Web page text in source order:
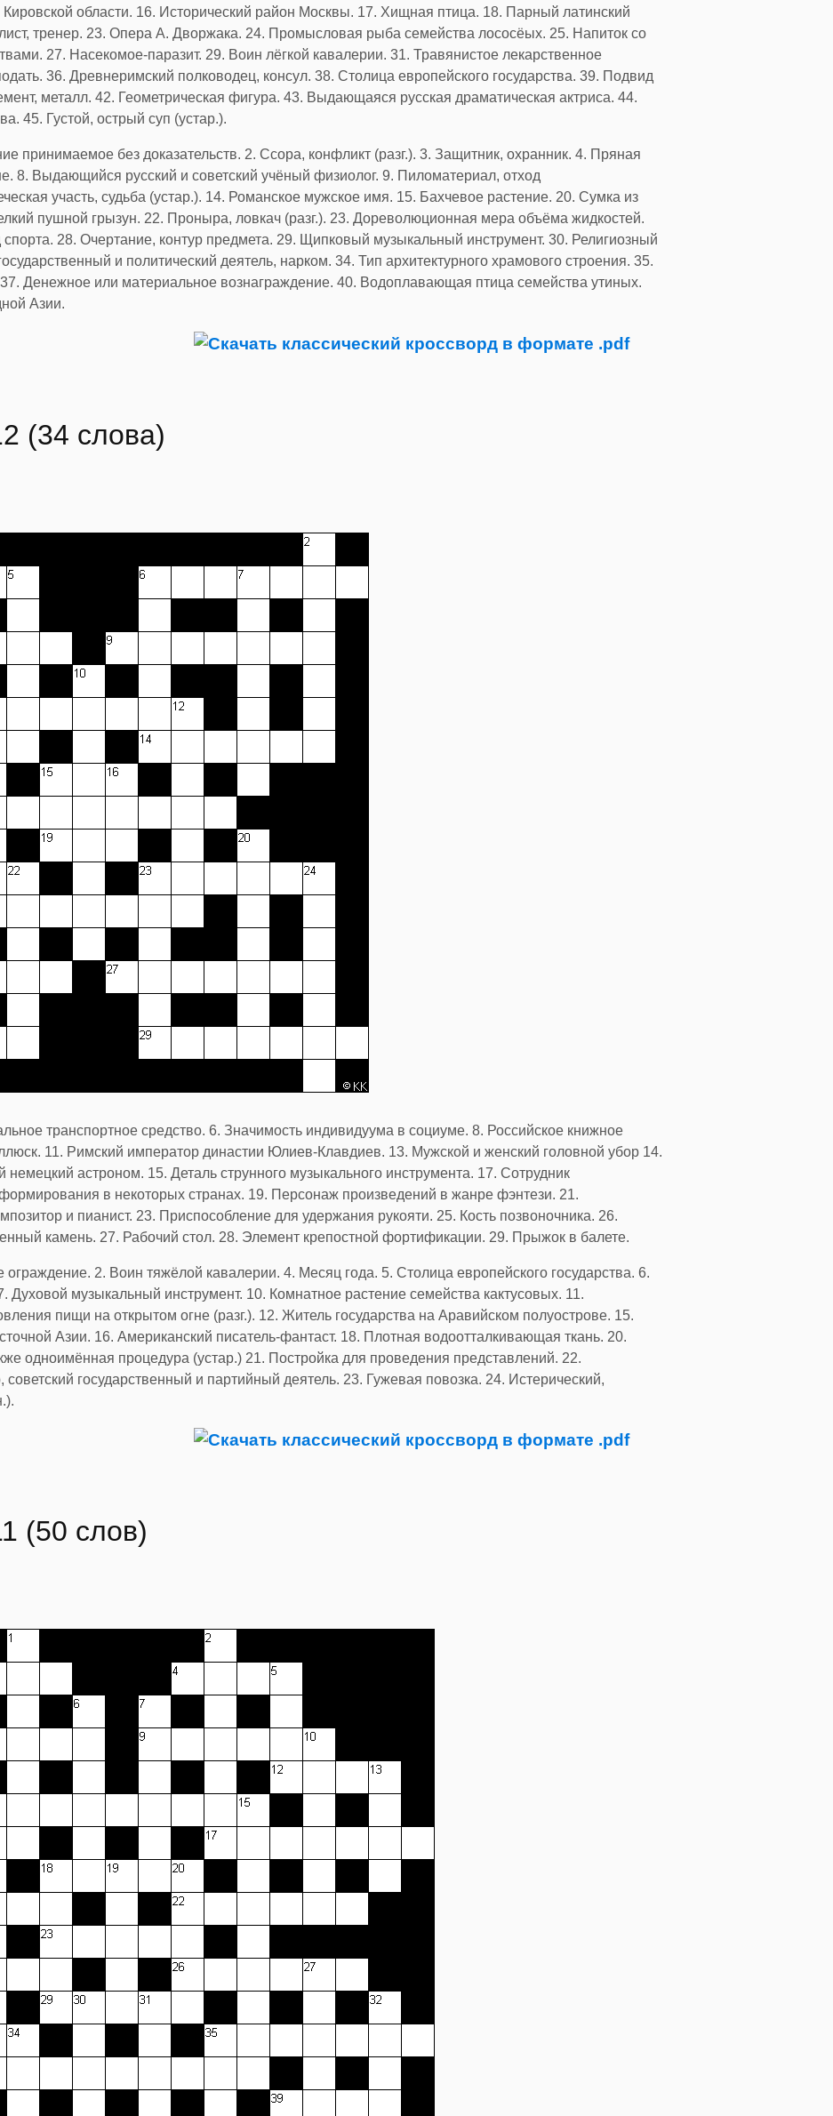
области. 16. Исторический район Москвы. 17. Хищная птица. 18. Парный латинский
тренер. 23. Опера А. Дворжака. 24. Промысловая рыба семейства лососёых. 25. Напиток со
27. Насекомое-паразит. 29. Воин лёгкой кавалерии. 31. Травянистое лекарственное
36. Древнеримский полководец, консул. 38. Столица европейского государства. 39. Подвид
металл. 42. Геометрическая фигура. 43. Выдающаяся русская драматическая актриса. 44.
45. Густой, острый суп (устар.).
принимаемое без доказательств. 2. Ссора, конфликт (разг.). 3. Защитник, охранник. 4. Пряная
8. Выдающийся русский и советский учёный физиолог. 9. Пиломатериал, отход
участь, судьба (устар.). 14. Романское мужское имя. 15. Бахчевое растение. 20. Сумка из
пушной грызун. 22. Проныра, ловкач (разг.). 23. Дореволюционная мера объёма жидкостей.
28. Очертание, контур предмета. 29. Щипковый музыкальный инструмент. 30. Религиозный
и политический деятель, нарком. 34. Тип архитектурного храмового строения. 35.
Денежное или материальное вознаграждение. 40. Водоплавающая птица семейства утиных.
Азии.
(34 слова)
транспортное средство. 6. Значимость индивидуума в социуме. 8. Российское книжное
11. Римский император династии Юлиев-Клавдиев. 13. Мужской и женский головной убор 14.
астроном. 15. Деталь струнного музыкального инструмента. 17. Сотрудник
в некоторых странах. 19. Персонаж произведений в жанре фэнтези. 21.
и пианист. 23. Приспособление для удержания рукояти. 25. Кость позвоночника. 26.
камень. 27. Рабочий стол. 28. Элемент крепостной фортификации. 29. Прыжок в балете.
ограждение. 2. Воин тяжёлой кавалерии. 4. Месяц года. 5. Столица европейского государства. 6.
Духовой музыкальный инструмент. 10. Комнатное растение семейства кактусовых. 11.
пищи на открытом огне (разг.). 12. Житель государства на Аравийском полуострове. 15.
Азии. 16. Американский писатель-фантаст. 18. Плотная водоотталкивающая ткань. 20.
одноимённая процедура (устар.) 21. Постройка для проведения представлений. 22.
государственный и партийный деятель. 23. Гужевая повозка. 24. Истерический,
(50 слов)